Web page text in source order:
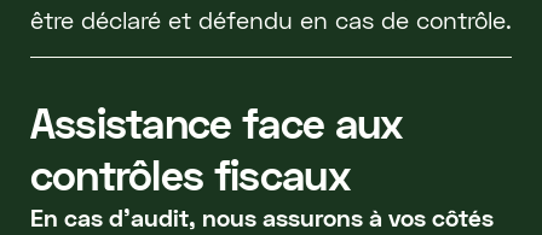
être déclaré et défendu en cas de contrôle.
Assistance face aux
contrôles fiscaux
En cas d’audit, nous assurons à vos côtés